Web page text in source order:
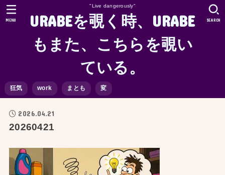
"Live dangerously"
URABEを覗く時、URABE
もまた、こちらを覗い
ている。
狂気 work まとも 変
SEARCH
MENU
2026.04.21
20260421